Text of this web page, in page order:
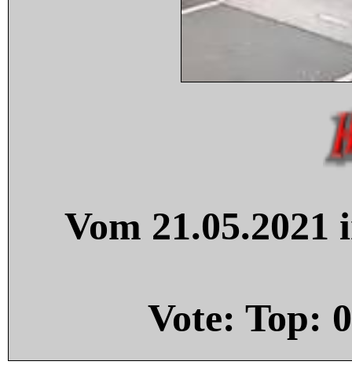
Vom
Vote: Top: 0